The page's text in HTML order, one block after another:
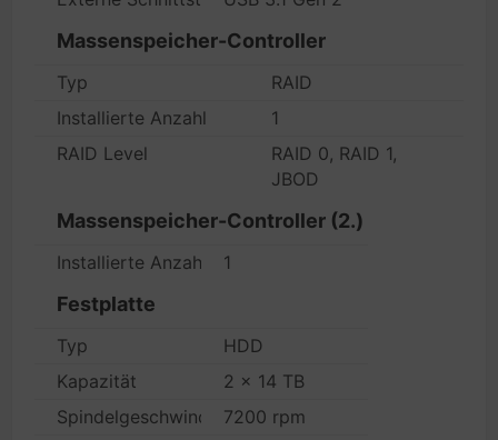
Massenspeicher-Controller
Typ
RAID
Installierte Anzahl
1
RAID Level
RAID 0, RAID 1,
JBOD
Massenspeicher-Controller (2.)
Installierte Anzahl 1
Festplatte
Typ
HDD
Kapazität
2 x 14 TB
Spindelgeschwindigkeit7200 rpm